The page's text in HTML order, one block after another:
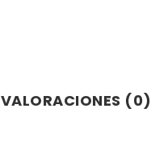
VALORACIONES (0)